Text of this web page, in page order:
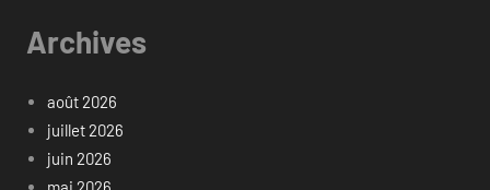
Archives
août 2026
juillet 2026
juin 2026